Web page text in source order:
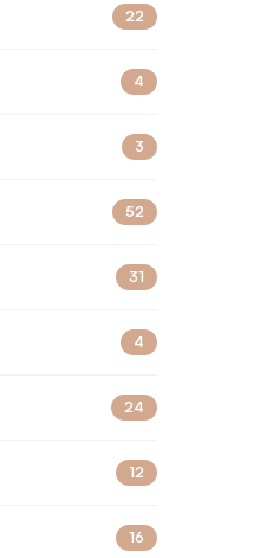
22
4
3
52
31
4
24
12
16